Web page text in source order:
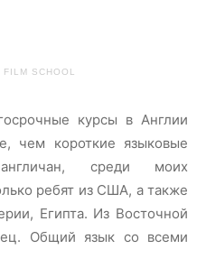
SCHOOL
курсы в Англии
чем короткие языковые
среди моих
ребят из США, а также
Египта. Из Восточной
Общий язык со всеми